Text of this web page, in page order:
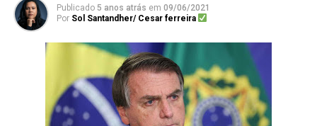
Publicado 5 anos atrás em 09/06/2021
Por Sol Santandher/ Cesar ferreira